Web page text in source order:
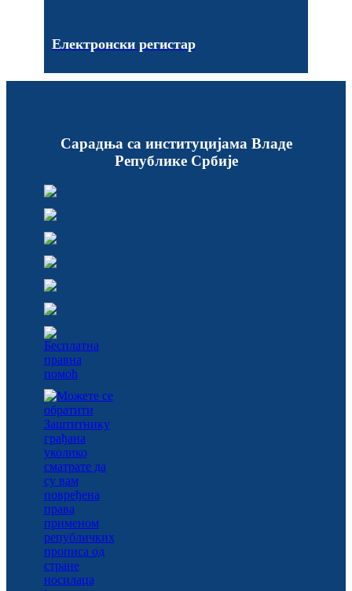
Електронски регистар
Сарадња са институцијама Владе
Републике Србије